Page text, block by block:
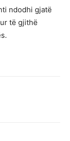
ndodhi gjatë
të gjithë